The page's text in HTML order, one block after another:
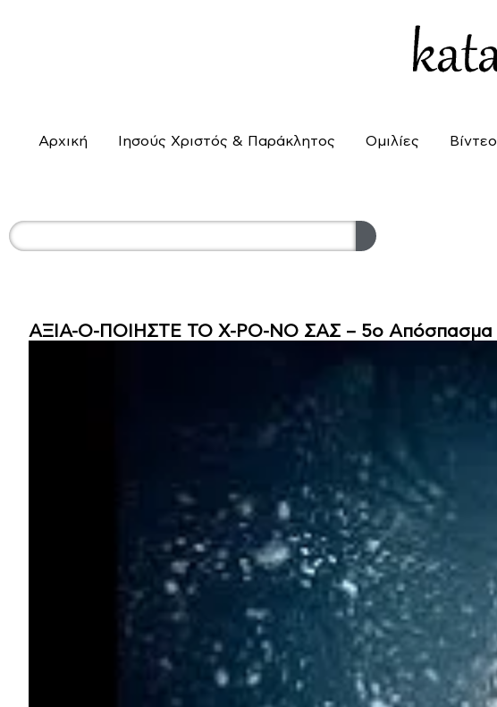
Αρχική Ιησούς Χριστός & Παράκλητος Ομιλίες Βίντεο
ΑΞΙΑ-Ο-ΠΟΙΗΣΤΕ ΤΟ Χ-ΡΟ-ΝΟ ΣΑΣ – 5ο Απόσπασμα